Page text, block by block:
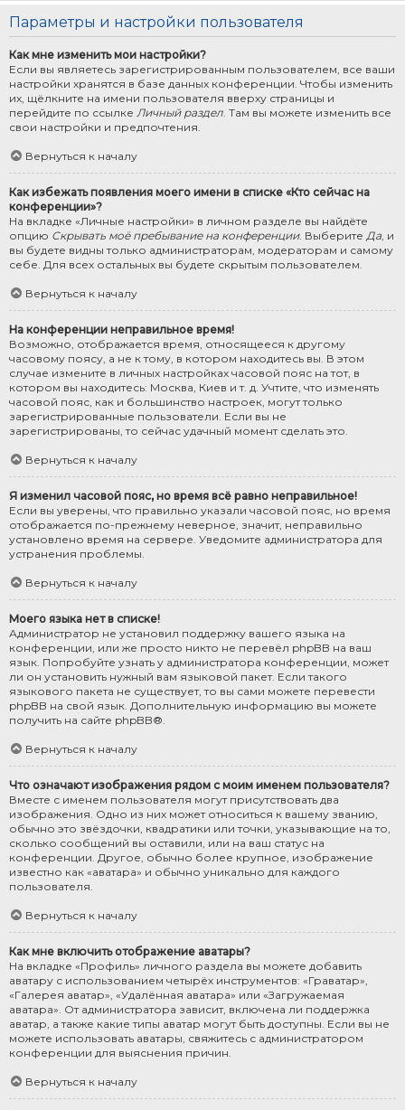
Параметры и настройки пользователя
Как мне изменить мои настройки?
Если вы являетесь зарегистрированным пользователем, все ваши
настройки хранятся в базе данных конференции. Чтобы изменить
их, щёлкните на имени пользователя вверху страницы и
перейдите по ссылке Личный раздел. Там вы можете изменить все
свои настройки и предпочтения.
Вернуться к началу
Как избежать появления моего имени в списке «Кто сейчас на
конференции»?
На вкладке «Личные настройки» в личном разделе вы найдёте
опцию Скрывать моё пребывание на конференции. Выберите Да, и
вы будете видны только администраторам, модераторам и самому
себе. Для всех остальных вы будете скрытым пользователем.
Вернуться к началу
На конференции неправильное время!
Возможно, отображается время, относящееся к другому
часовому поясу, а не к тому, в котором находитесь вы. В этом
случае измените в личных настройках часовой пояс на тот, в
котором вы находитесь: Москва, Киев и т. д. Учтите, что изменять
часовой пояс, как и большинство настроек, могут только
зарегистрированные пользователи. Если вы не
зарегистрированы, то сейчас удачный момент сделать это.
Вернуться к началу
Я изменил часовой пояс, но время всё равно неправильное!
Если вы уверены, что правильно указали часовой пояс, но время
отображается по-прежнему неверное, значит, неправильно
установлено время на сервере. Уведомите администратора для
устранения проблемы.
Вернуться к началу
Моего языка нет в списке!
Администратор не установил поддержку вашего языка на
конференции, или же просто никто не перевёл phpBB на ваш
язык. Попробуйте узнать у администратора конференции, может
ли он установить нужный вам языковой пакет. Если такого
языкового пакета не существует, то вы сами можете перевести
phpBB на свой язык. Дополнительную информацию вы можете
получить на сайте phpBB®.
Вернуться к началу
Что означают изображения рядом с моим именем пользователя?
Вместе с именем пользователя могут присутствовать два
изображения. Одно из них может относиться к вашему званию,
обычно это звёздочки, квадратики или точки, указывающие на то,
сколько сообщений вы оставили, или на ваш статус на
конференции. Другое, обычно более крупное, изображение
известно как «аватара» и обычно уникально для каждого
пользователя.
Вернуться к началу
Как мне включить отображение аватары?
На вкладке «Профиль» личного раздела вы можете добавить
аватару с использованием четырёх инструментов: «Граватар»,
«Галерея аватар», «Удалённая аватара» или «Загружаемая
аватара». От администратора зависит, включена ли поддержка
аватар, а также какие типы аватар могут быть доступны. Если вы не
можете использовать аватары, свяжитесь с администратором
конференции для выяснения причин.
Вернуться к началу